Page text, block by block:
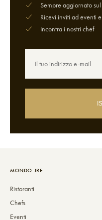
Sempre aggiornato
Ricevi inviti ad eventi
Incontra i nostri chef
MONDO JRE
Ristoranti
Chefs
Eventi